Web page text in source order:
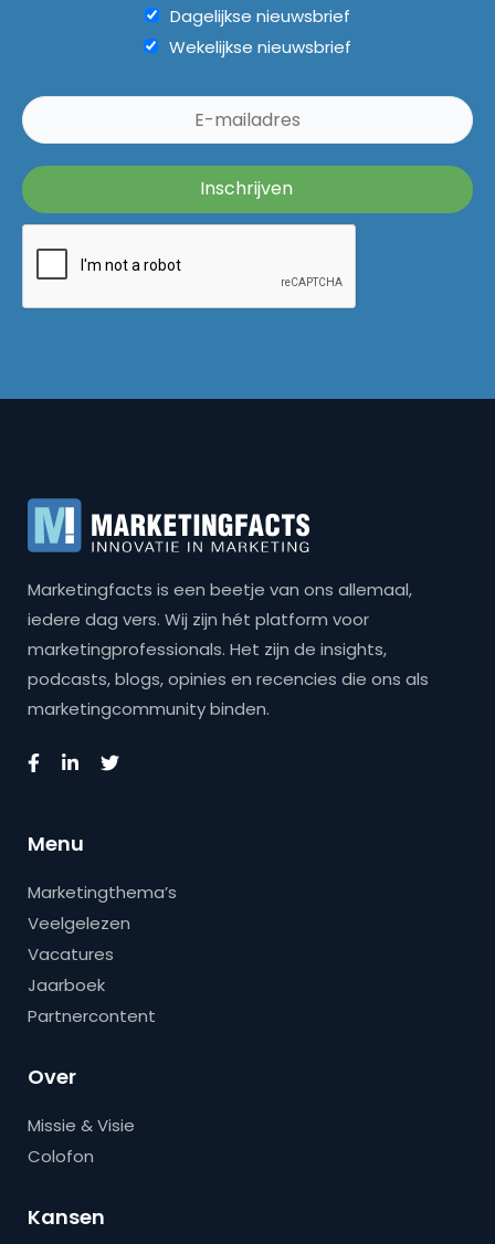
Dagelijkse nieuwsbrief
Wekelijkse nieuwsbrief
Marketingfacts is een beetje van ons allemaal,
iedere dag vers. Wij zijn hét platform voor
marketingprofessionals. Het zijn de insights,
podcasts, blogs, opinies en recencies die ons als
marketingcommunity binden.
Menu
Marketingthema’s
Veelgelezen
Vacatures
Jaarboek
Partnercontent
Over
Missie & Visie
Colofon
Kansen